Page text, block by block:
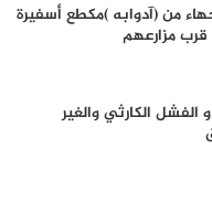
من (آدوابه )مكطع أسفيرة
مزارعهم
الكارثي والغير